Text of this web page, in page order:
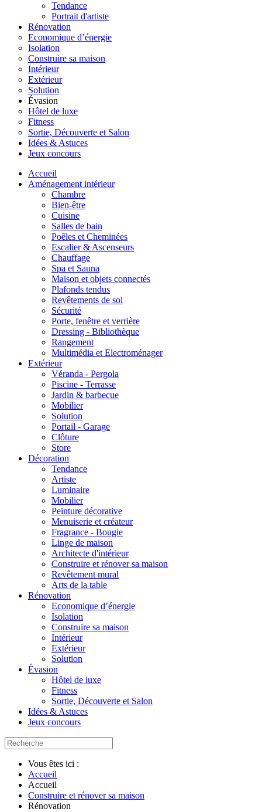
Tendance
Portrait d'artiste
Rénovation
Economique d’énergie
Isolation
Construire sa maison
Intérieur
Extérieur
Solution
Évasion
Hôtel de luxe
Fitness
Sortie, Découverte et Salon
Idées & Astuces
Jeux concours
Accueil
Aménagement intérieur
Chambre
Bien-être
Cuisine
Salles de bain
Poêles et Cheminées
Escalier & Ascenseurs
Chauffage
Spa et Sauna
Maison et objets connectés
Plafonds tendus
Revêtements de sol
Sécurité
Porte, fenêtre et verrière
Dressing - Bibliothèque
Rangement
Multimédia et Electroménager
Extérieur
Véranda - Pergola
Piscine - Terrasse
Jardin & barbecue
Mobilier
Solution
Portail - Garage
Clôture
Store
Décoration
Tendance
Artiste
Luminaire
Mobilier
Peinture décorative
Menuiserie et créateur
Fragrance - Bougie
Linge de maison
Architecte d'intérieur
Construire et rénover sa maison
Revêtement mural
Arts de la table
Rénovation
Economique d’énergie
Isolation
Construire sa maison
Intérieur
Extérieur
Solution
Évasion
Hôtel de luxe
Fitness
Sortie, Découverte et Salon
Idées & Astuces
Jeux concours
Vous êtes ici :
Accueil
Accueil
Construire et rénover sa maison
Rénovation